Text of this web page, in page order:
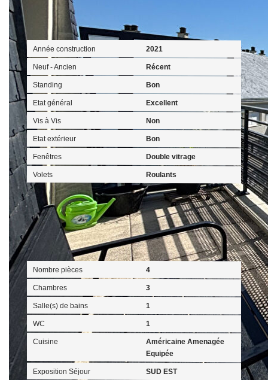
Extérieur
Année construction 2021
Neuf - Ancien Récent
Standing Bon
Etat général Excellent
Vis à Vis Non
Etat extérieur Bon
Fenêtres Double vitrage
Volets Roulants
Intérieur
Nombre pièces 4
Chambres 3
Salle(s) de bains 1
WC 1
Cuisine
Américaine Amenagée
Equipée
Exposition Séjour SUD EST